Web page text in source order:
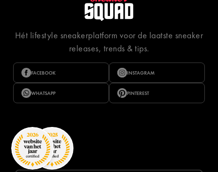
Hét lifestyle sneakerplatform voor de laatste sneaker
releases, trends & tips.
FACEBOOK INSTAGRAM
WHATSAPP PINTEREST